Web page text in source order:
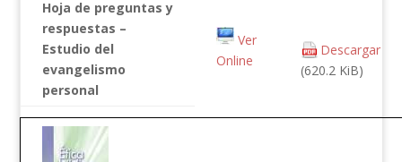
Hoja de preguntas y
respuestas –
Estudio del
evangelismo
personal
Ver
Online
Descargar
(620.2 KiB)